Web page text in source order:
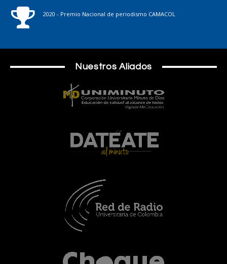
2020 - Premio Nacional de periodismo CAMACOL
Nuestros Aliados